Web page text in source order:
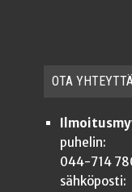
OTA
puhelin:
044-714
sähköposti: